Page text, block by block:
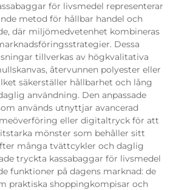
för livsmedel representerar
metod för hållbar handel och
där miljömedvetenhet kombineras
Dessa
tillverkas av högkvalitativa
återvunnen polyester eller
säkerställer hållbarhet och lång
användning. Den anpassade
används utnyttjar avancerad
eller digitaltryck för att
mönster som behåller sitt
många tvättcykler och daglig
tryckta kassabaggar för livsmedel
funktioner på dagens marknad: de
praktiska shoppingkompisar och